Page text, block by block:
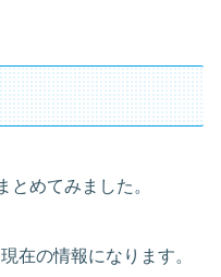
めてみました。
在の情報になります。